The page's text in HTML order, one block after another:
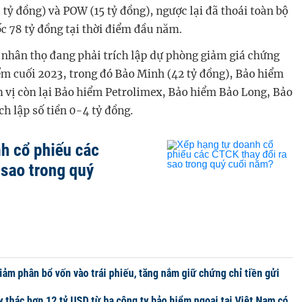
đồng) và POW (15 tỷ đồng), ngược lại đã thoái toàn bộ
78 tỷ đồng tại thời điểm đầu năm.
thọ đang phải trích lập dự phòng giảm giá chứng
cuối 2023, trong đó Bảo Minh (42 tỷ đồng), Bảo hiểm
vị còn lại Bảo hiểm Petrolimex, Bảo hiểm Bảo Long, Bảo
lập số tiền 0-4 tỷ đồng.
cổ phiếu các
trong quý
phân bổ vốn vào trái phiếu, tăng nắm giữ chứng chỉ tiền gửi